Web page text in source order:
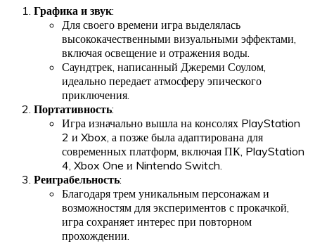
Графика и звук:
Для своего времени игра выделялась
высококачественными визуальными эффектами,
включая освещение и отражения воды.
Саундтрек, написанный Джереми Соулом,
идеально передает атмосферу эпического
приключения.
Портативность:
Игра изначально вышла на консолях PlayStation
2 и Xbox, а позже была адаптирована для
современных платформ, включая ПК, PlayStation
4, Xbox One и Nintendo Switch.
Реиграбельность:
Благодаря трем уникальным персонажам и
возможностям для экспериментов с прокачкой,
игра сохраняет интерес при повторном
прохождении.